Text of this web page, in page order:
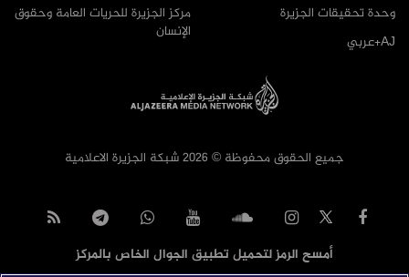
مركز الجزيرة للحريات العامة وحقوق
الإنسان
وحدة تحقيقات الجزيرة
AJ+عربي
جميع الحقوق محفوظة © 2026 شبكة الجزيرة الاعلامية
أمسح الرمز لتحميل تطبيق الجوال الخاص بالمركز